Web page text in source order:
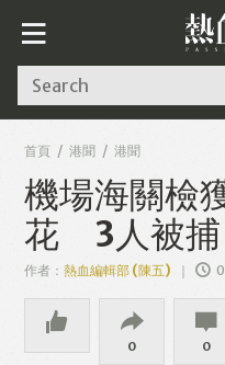
Search
首頁 港聞 港聞
機場海關檢
花 3人被捕
作者：熱血編輯部 (陳五)
0 0